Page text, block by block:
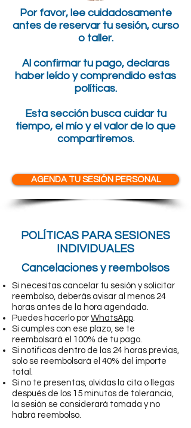
Por favor, lee cuidadosamente
antes de reservar tu sesión, curso
o taller.
Al confirmar tu pago, declaras
haber leído y comprendido estas
políticas.
Esta sección busca cuidar tu
tiempo, el mío y el valor de lo que
compartiremos.
AGENDA TU SESIÓN PERSONAL
POLÍTICAS PARA SESIONES
INDIVIDUALES
Cancelaciones y reembolsos
Si necesitas cancelar tu sesión y solicitar
reembolso, deberás avisar al menos 24
horas antes de la hora agendada.
Puedes hacerlo por WhatsApp.
Si cumples con ese plazo, se te
reembolsará el 100% de tu pago.
Si notificas dentro de las 24 horas previas,
solo se reembolsará el 40% del importe
total.
Si no te presentas, olvidas la cita o llegas
después de los 15 minutos de tolerancia,
la sesión se considerará tomada y no
habrá reembolso.